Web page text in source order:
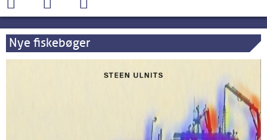
Nye fiskebøger